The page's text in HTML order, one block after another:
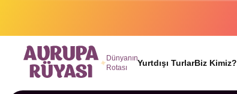
Dünyanın
Rotası
Yurtdışı TurlarBiz Kimiz?